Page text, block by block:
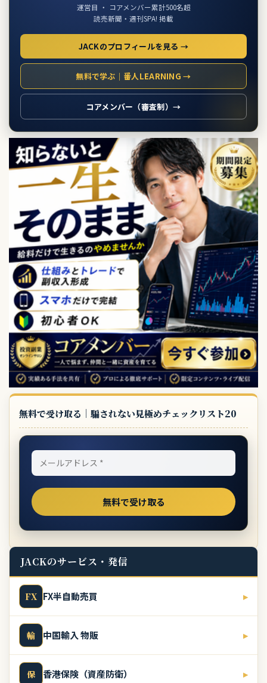
運営目 ・ コアメンバー累計500名超
読売新聞・週刊SPA! 掲載
JACKのプロフィールを見る →
無料で学ぶ｜番人LEARNING →
コアメンバー（審査制）→
無料で受け取る｜騙されない見極めチェックリスト20
JACKのサービス・発信
FX FX半自動売買 ▸
輸 中国輸入 物販 ▸
保 香港保険（資産防衛） ▸